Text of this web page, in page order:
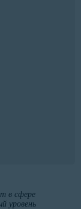
в сфере
уровень